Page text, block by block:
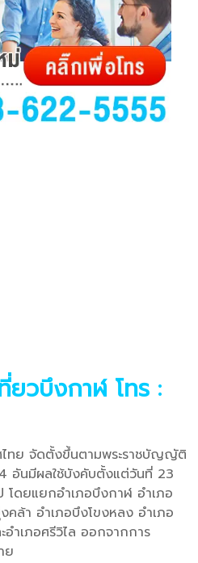
ยวบึงกาฬโทร :
ศไทย จัดตั้งขึ้นตามพระราชบัญญัติ
อันมีผลใช้บังคับตั้งแต่วันที่ 23
โดยแยกอำเภอบึงกาฬ อำเภอ
คล้า อำเภอบึงโขงหลง อำเภอ
ำเภอศรีวิไล ออกจากการ
ย